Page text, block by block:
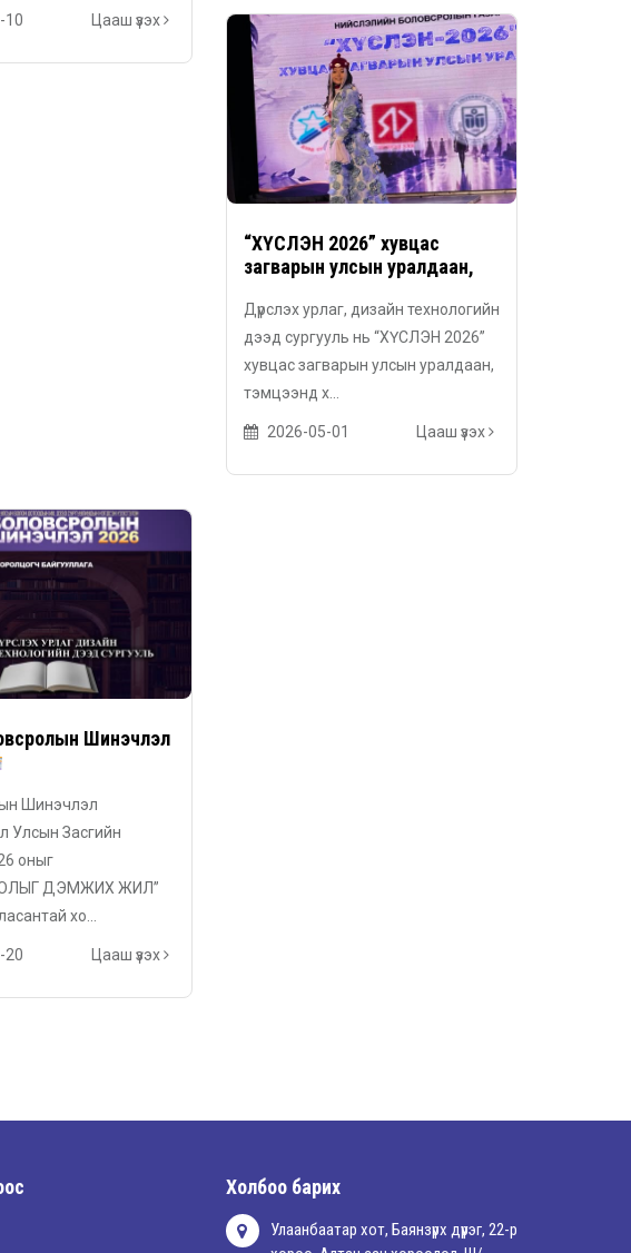
10 Цааш үзэх
“ХҮСЛЭН 2026” хувцас
загварын улсын уралдаан,
Дүрслэх урлаг, дизайн технологийн
дээд сургууль нь “ХҮСЛЭН 2026”
хувцас загварын улсын уралдаан,
тэмцээнд х...
2026-05-01 Цааш үзэх
Шинэчлэл
Шинэчлэл
Улсын Засгийн
оныг
ДЭМЖИХ ЖИЛ”
хо...
20 Цааш үзэх
Холбоо барих
Улаанбаатар хот, Баянзүрх дүүрэг, 22-р